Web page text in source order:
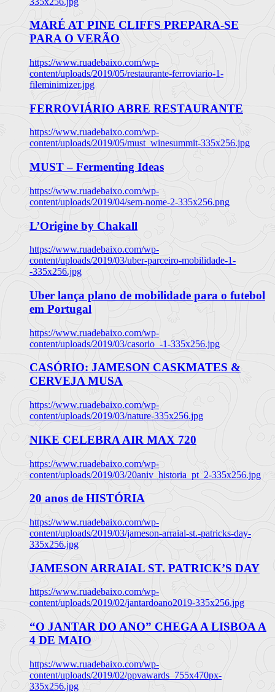
MARÉ AT PINE CLIFFS PREPARA-SE
PARA O VERÃO
https://www.ruadebaixo.com/wp-
content/uploads/2019/05/restaurante-ferroviario-1-
fileminimizer.jpg
FERROVIÁRIO ABRE RESTAURANTE
https://www.ruadebaixo.com/wp-
content/uploads/2019/05/must_winesummit-335x256.jpg
MUST – Fermenting Ideas
https://www.ruadebaixo.com/wp-
content/uploads/2019/04/sem-nome-2-335x256.png
L’Origine by Chakall
https://www.ruadebaixo.com/wp-
content/uploads/2019/03/uber-parceiro-mobilidade-1-
-335x256.jpg
Uber lança plano de mobilidade para o futebol
em Portugal
https://www.ruadebaixo.com/wp-
content/uploads/2019/03/casorio_-1-335x256.jpg
CASÓRIO: JAMESON CASKMATES &
CERVEJA MUSA
https://www.ruadebaixo.com/wp-
content/uploads/2019/03/nature-335x256.jpg
NIKE CELEBRA AIR MAX 720
https://www.ruadebaixo.com/wp-
content/uploads/2019/03/20aniv_historia_pt_2-335x256.jpg
20 anos de HISTÓRIA
https://www.ruadebaixo.com/wp-
content/uploads/2019/03/jameson-arraial-st.-patricks-day-
335x256.jpg
JAMESON ARRAIAL ST. PATRICK’S DAY
https://www.ruadebaixo.com/wp-
content/uploads/2019/02/jantardoano2019-335x256.jpg
“O JANTAR DO ANO” CHEGA A LISBOA A
4 DE MAIO
https://www.ruadebaixo.com/wp-
content/uploads/2019/02/ppvawards_755x470px-
335x256.jpg